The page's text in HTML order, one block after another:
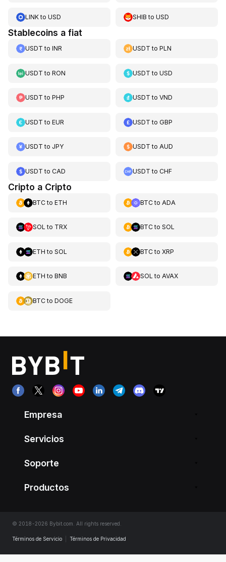
LINKto USD SHIB toUSD
Stablecoins a fiat
USDT to INR USDT toPLN
USDT to RON USDT toUSD
USDT to PHP USDT toVND
USDT to EUR USDT toGBP
USDT to JPY USDT toAUD
USDT to CAD USDT toCHF
Cripto a Cripto
BTCto ETH BTCto ADA
SOL to TRX BTCto SOL
ETH to SOL BTCto XRP
ETH to BNB SOL to AVAX
BTCto DOGE
Empresa
Servicios
Soporte
Productos
© 2018-2026 Bybit.com. All rights reserved.
Términos de Servicio Términos de Privacidad